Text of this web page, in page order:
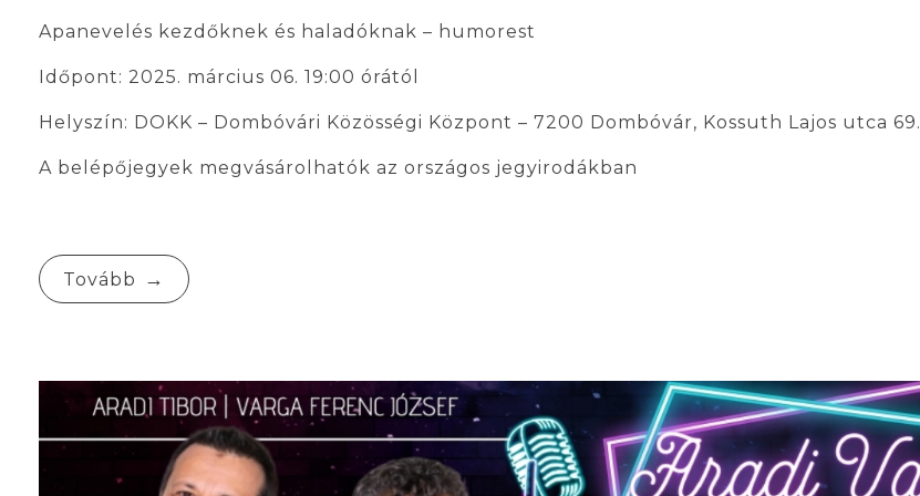
Apanevelés kezdőknek és haladóknak – humorest
Időpont: 2025. március 06. 19:00 órától
Helyszín: DOKK – Dombóvári Közösségi Központ – 7200 Dombóvár, Kossuth Lajos utca 69.
A belépőjegyek megvásárolhatók az országos jegyirodákban
Tovább